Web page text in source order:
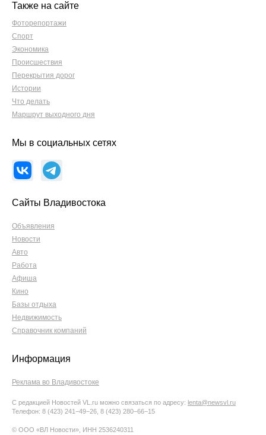
Также на сайте
Фоторепортажи
Спорт
Экономика
Происшествия
Перекрытия дорог
Истории
Что делать
Маршрут выходного дня
Мы в социальных сетях
Сайты Владивостока
Объявления
Новости
Авто
Работа
Афиша
Кино
Базы отдыха
Недвижимость
Справочник компаний
Информация
Реклама во Владивостоке
С редакцией Новостей VL.ru можно связаться по адресу: lenta@newsvl.ru
Телефон: 8 (423) 241−49−26, 8 (423) 280−66−15
© ООО «ВЛ Новости», ИНН 2536240311